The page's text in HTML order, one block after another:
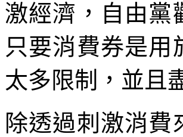
激經濟，自由黨
只要消費券是
太多限制，並且
除透過刺激消